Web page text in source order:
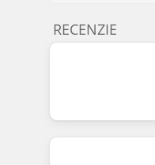
RECENZIE